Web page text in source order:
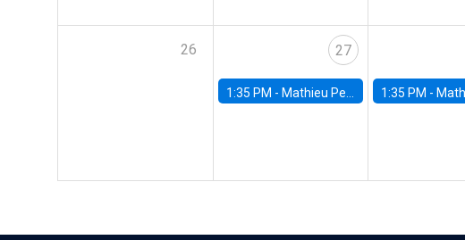
26 27
1:35 PM - Mathieu Pedemonte, IDB 1:35 PM - Mathias